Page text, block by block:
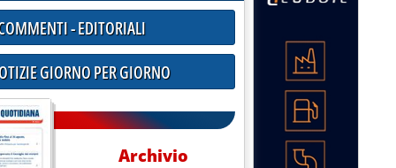
- EDITORIALI
GIORNO PER GIORNO
Archivio